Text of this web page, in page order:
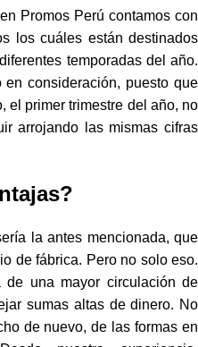
Promos Perú contamos con
los cuáles están destinados
temporadas del año.
en consideración, puesto que
el primer trimestre del año, no
arrojando las mismas cifras
la antes mencionada, que
de fábrica. Pero no solo eso.
una mayor circulación de
sumas altas de dinero. No
de nuevo, de las formas en